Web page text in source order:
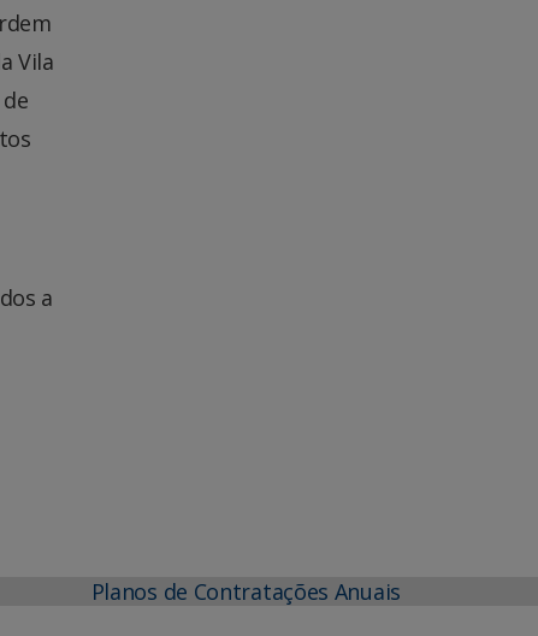
Vila
a
Planos de Contratações Anuais